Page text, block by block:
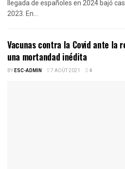
llegada de españoles en 2024 bajó
2023. En...
Vacunas contra la Covid ante la
una mortandad inédita
BYESC-ADMIN 7 AOÛT 2021 4